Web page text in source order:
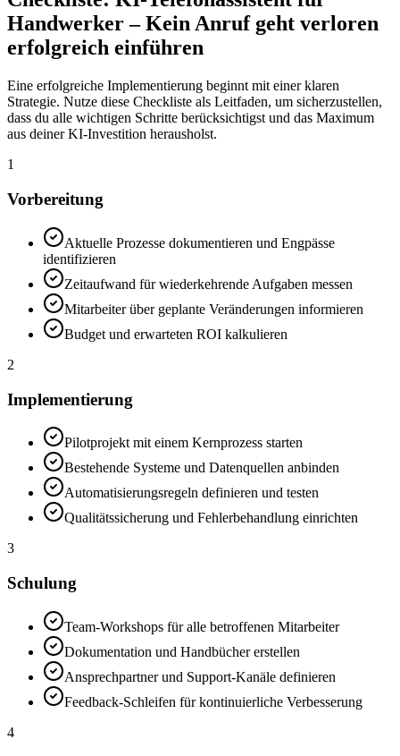
Handwerker – Kein Anruf geht verloren
erfolgreich einführen
Eine erfolgreiche Implementierung beginnt mit einer klaren
Strategie. Nutze diese Checkliste als Leitfaden, um sicherzustellen,
dass du alle wichtigen Schritte berücksichtigst und das Maximum
aus deiner KI-Investition herausholst.
1
Vorbereitung
Aktuelle Prozesse dokumentieren und Engpässe
identifizieren
Zeitaufwand für wiederkehrende Aufgaben messen
Mitarbeiter über geplante Veränderungen informieren
Budget und erwarteten ROI kalkulieren
2
Implementierung
Pilotprojekt mit einem Kernprozess starten
Bestehende Systeme und Datenquellen anbinden
Automatisierungsregeln definieren und testen
Qualitätssicherung und Fehlerbehandlung einrichten
3
Schulung
Team-Workshops für alle betroffenen Mitarbeiter
Dokumentation und Handbücher erstellen
Ansprechpartner und Support-Kanäle definieren
Feedback-Schleifen für kontinuierliche Verbesserung
4